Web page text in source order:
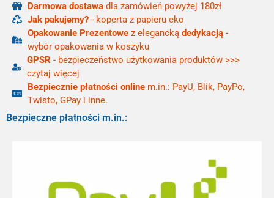
Darmowa dostawa dla zamówień powyżej 180zł
Jak pakujemy? - koperta z papieru eko
Opakowanie Prezentowe z elegancką dedykacją -
wybór opakowania w koszyku
GPSR - bezpieczeństwo użytkowania produktów >>>
czytaj więcej
Bezpiecznie płatności online m.in.: PayU, Blik, PayPo,
Twisto, GPay i inne.
Bezpieczne płatności m.in.: